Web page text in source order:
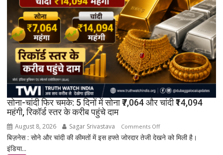
सोना-चांदी फिर चमके: 5 दिनों में सोना ₹7,064 और चांदी ₹14,094
महंगी, रिकॉर्ड स्तर के करीब पहुंचे दाम
August 8, 2026 Sagar Srivastava Comments Offon
सोना-
बिज़नेस : सोने और चांदी की कीमतों में इस हफ्ते जोरदार तेजी देखने को मिली है।
इंडिया...